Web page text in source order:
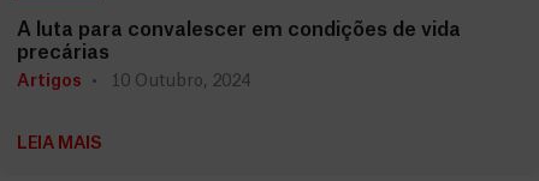
A luta para convalescer em condições de vida
precárias
Artigos 10 Outubro, 2024
LEIA MAIS